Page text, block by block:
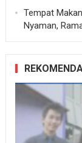
Tempat
Nyaman,